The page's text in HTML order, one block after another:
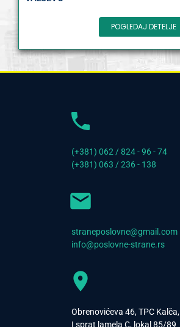
POGLEDAJ DETELJE
(+381) 062 / 824 - 96 - 74
(+381) 063 / 236 - 138
straneposlovne@gmail.com
info@poslovne-strane.rs
Obrenovićeva 46, TPC Kalča,
I sprat lamela C, lokal 85/89